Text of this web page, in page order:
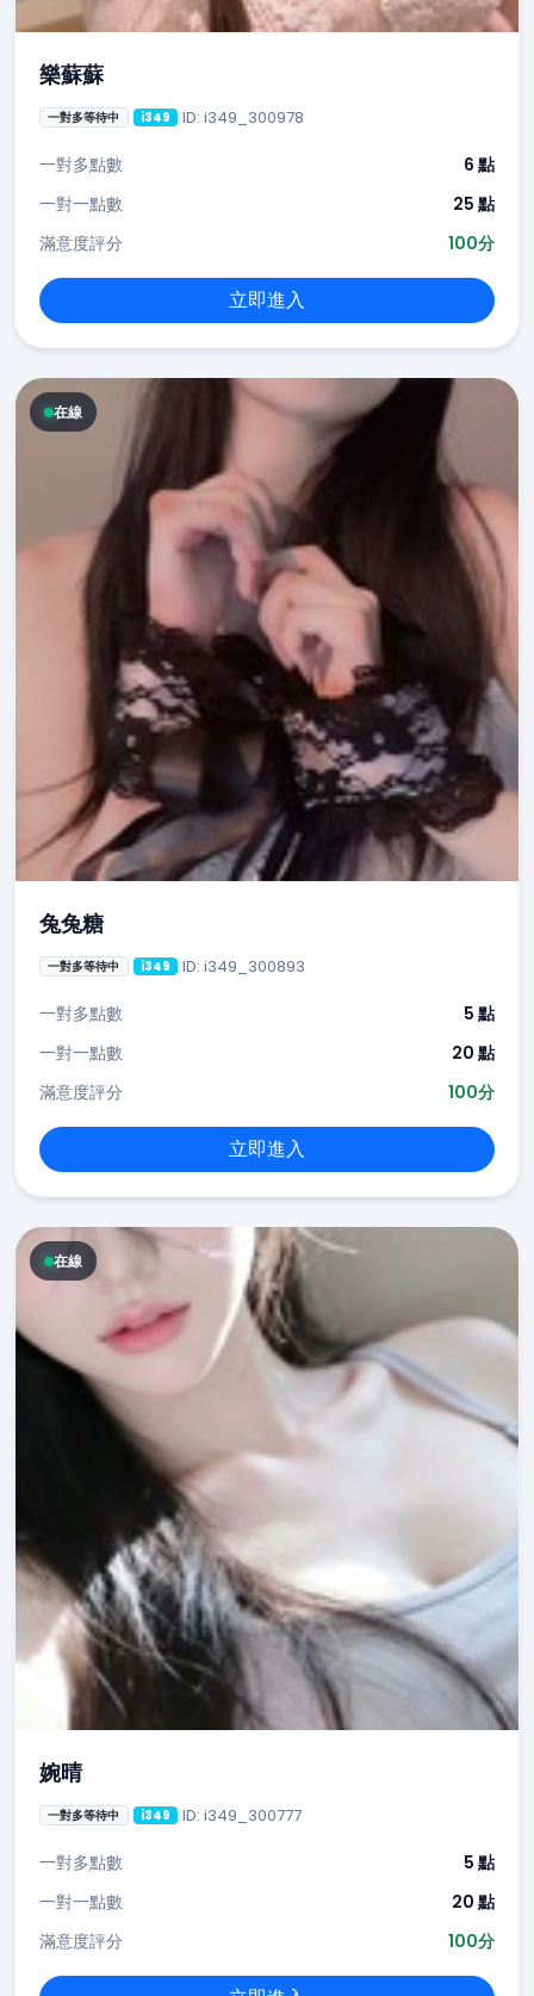
樂蘇蘇
一對多等待中 i349 ID: i349_300978
一對多點數
6 點
一對一點數
25 點
滿意度評分
100分
立即進入
在線
兔兔糖
一對多等待中 i349 ID: i349_300893
一對多點數
5 點
一對一點數
20 點
滿意度評分
100分
立即進入
在線
婉晴
一對多等待中 i349 ID: i349_300777
一對多點數
5 點
一對一點數
20 點
滿意度評分
100分